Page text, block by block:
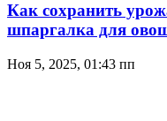
Как сохранить
шпаргалка для
Ноя 5, 2025, 01:43 пп